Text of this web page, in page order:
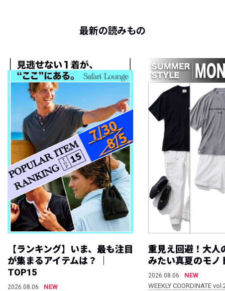
最新の読みもの
【ランキング】いま、最も注目
が集まるアイテムは？ ｜
TOP15
2026.08.06
NEW
重見え回避！大人
みたい真夏のモノ
2026.08.06
NEW
WEEKLY COORDINATE